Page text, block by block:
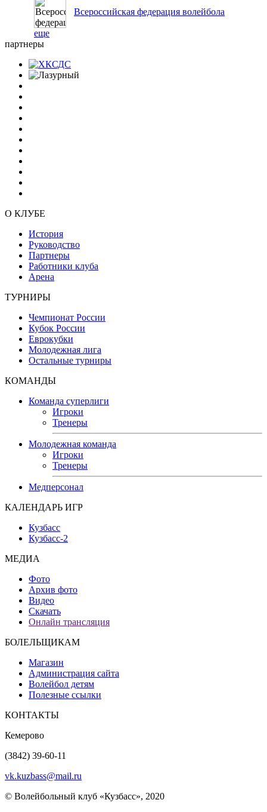
Всероссийская федерация волейбола
еще
партнеры
О КЛУБЕ
История
Руководство
Партнеры
Работники клуба
Арена
ТУРНИРЫ
Чемпионат России
Кубок России
Еврокубки
Молодежная лига
Остальные турниры
КОМАНДЫ
Команда суперлиги
Игроки
Тренеры
Молодежная команда
Игроки
Тренеры
Медперсонал
КАЛЕНДАРЬ ИГР
Кузбасс
Кузбасс-2
МЕДИА
Фото
Архив фото
Видео
Скачать
Онлайн трансляция
БОЛЕЛЬЩИКАМ
Магазин
Администрация сайта
Волейбол детям
Полезные ссылки
КОНТАКТЫ
Кемерово
(3842) 39-60-11
vk.kuzbass@mail.ru
© Волейбольный клуб «Кузбасс», 2020